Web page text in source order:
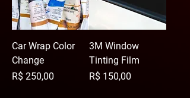
Car Wrap Color
Change
Preço
R$ 250,00
3M Window
Tinting Film
Preço
R$ 150,00